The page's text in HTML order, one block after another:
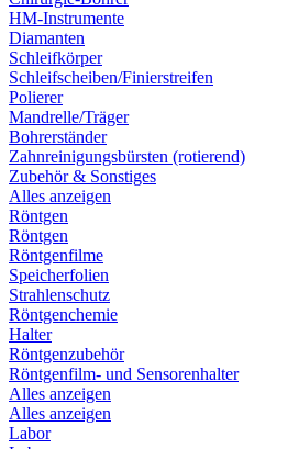
HM-Instrumente
Diamanten
Schleifkörper
Schleifscheiben/Finierstreifen
Polierer
Mandrelle/Träger
Bohrerständer
Zahnreinigungsbürsten (rotierend)
Zubehör & Sonstiges
Alles anzeigen
Röntgen
Röntgen
Röntgenfilme
Speicherfolien
Strahlenschutz
Röntgenchemie
Halter
Röntgenzubehör
Röntgenfilm- und Sensorenhalter
Alles anzeigen
Alles anzeigen
Labor